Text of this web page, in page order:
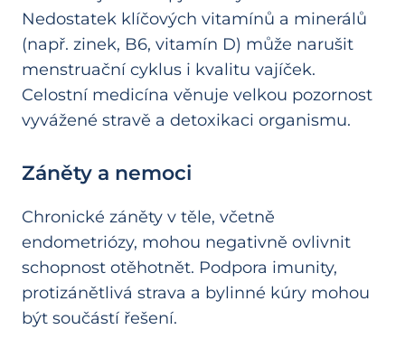
Nedostatek klíčových vitamínů a minerálů
(např. zinek, B6, vitamín D) může narušit
menstruační cyklus i kvalitu vajíček.
Celostní medicína věnuje velkou pozornost
vyvážené stravě a detoxikaci organismu.
Záněty a nemoci
Chronické záněty v těle, včetně
endometriózy, mohou negativně ovlivnit
schopnost otěhotnět. Podpora imunity,
protizánětlivá strava a bylinné kúry mohou
být součástí řešení.